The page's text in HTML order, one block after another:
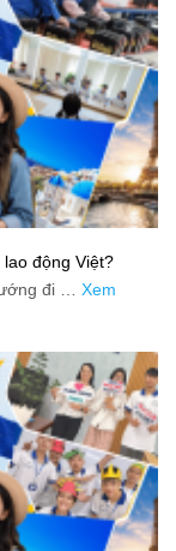
động Việt?
đi … Xem